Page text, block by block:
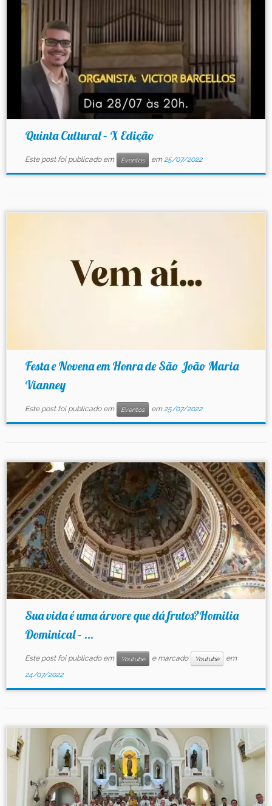
Quinta Cultural – X Edição
Este post foi publicado em Eventos em25/07/2022
Festa e Novena em Honra de São João Maria
Vianney
Este post foi publicado em Eventos em25/07/2022
Sua vida é uma árvore que dá frutos?Homilia
Dominical – ...
Este post foi publicado em Youtube e marcado Youtube
em
24/07/2022